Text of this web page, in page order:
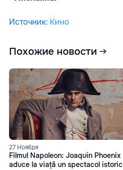
Источник: Кино
Похожие новости
27 Ноября
Filmul Napoleon: Joaquin Phoenix
aduce la viață un spectacol istoric